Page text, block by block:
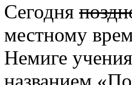
Сегодня
местному
Немиге